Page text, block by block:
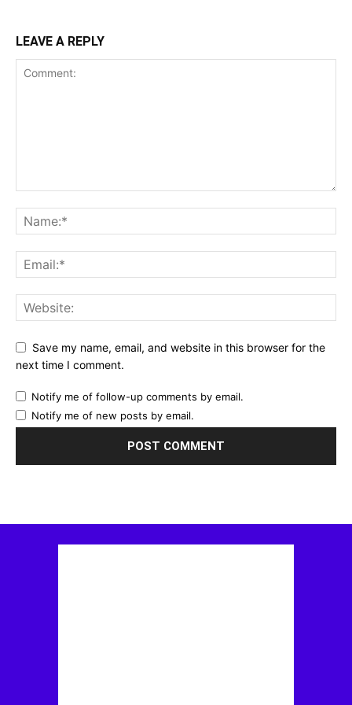
LEAVE A REPLY
Save my name, email, and website in this browser for the
next time I comment.
Notify me of follow-up comments by email.
Notify me of new posts by email.